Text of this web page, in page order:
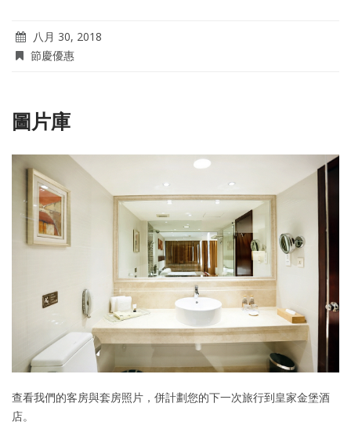
八月 30, 2018
節慶優惠
圖片庫
查看我們的客房與套房照片，併計劃您的下一次旅行到皇家金堡酒
店。